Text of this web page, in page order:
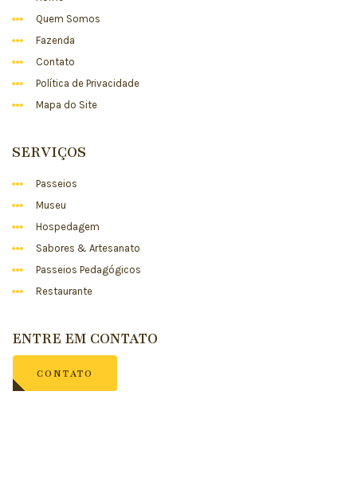
Quem Somos
Fazenda
Contato
Política de Privacidade
Mapa do Site
SERVIÇOS
Passeios
Museu
Hospedagem
Sabores & Artesanato
Passeios Pedagógicos
Restaurante
ENTRE EM CONTATO
CONTATO